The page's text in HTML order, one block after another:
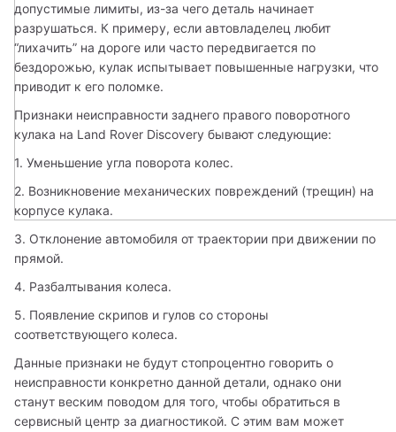
допустимые лимиты, из-за чего деталь начинает
разрушаться. К примеру, если автовладелец любит
“лихачить” на дороге или часто передвигается по
бездорожью, кулак испытывает повышенные нагрузки, что
приводит к его поломке.
Признаки неисправности заднего правого поворотного
кулака на Land Rover Discovery бывают следующие:
1. Уменьшение угла поворота колес.
2. Возникновение механических повреждений (трещин) на
корпусе кулака.
3. Отклонение автомобиля от траектории при движении по
прямой.
4. Разбалтывания колеса.
5. Появление скрипов и гулов со стороны
соответствующего колеса.
Данные признаки не будут стопроцентно говорить о
неисправности конкретно данной детали, однако они
станут веским поводом для того, чтобы обратиться в
сервисный центр за диагностикой. С этим вам может